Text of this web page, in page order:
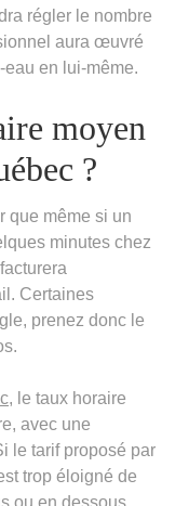
régler le nombre
aura œuvré
en lui-même.
moyen
?
que même si un
minutes chez
Certaines
prenez donc le
, le taux horaire
avec une
le tarif proposé par
trop éloigné de
ou en dessous